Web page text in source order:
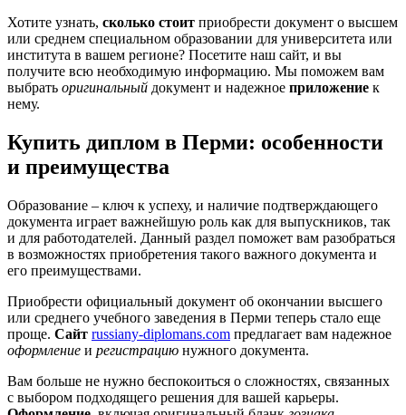
Хотите узнать, сколько стоит приобрести документ о высшем
или среднем специальном образовании для университета или
института в вашем регионе? Посетите наш сайт, и вы
получите всю необходимую информацию. Мы поможем вам
выбрать оригинальный документ и надежное приложение к
нему.
Купить диплом в Перми: особенности
и преимущества
Образование – ключ к успеху, и наличие подтверждающего
документа играет важнейшую роль как для выпускников, так
и для работодателей. Данный раздел поможет вам разобраться
в возможностях приобретения такого важного документа и
его преимуществами.
Приобрести официальный документ об окончании высшего
или среднего учебного заведения в Перми теперь стало еще
проще. Сайт russiany-diplomans.com предлагает вам надежное
оформление и регистрацию нужного документа.
Вам больше не нужно беспокоиться о сложностях, связанных
с выбором подходящего решения для вашей карьеры.